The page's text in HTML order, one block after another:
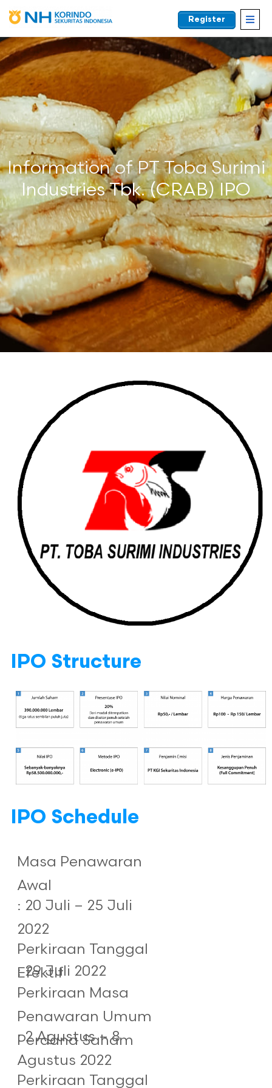
EN
Register
Information of PT Toba Surimi
Industries Tbk. (CRAB) IPO
IPO Structure
IPO Schedule
Masa Penawaran
Awal
: 20 Juli – 25 Juli
2022
Perkiraan Tanggal
Efektif
: 29 Juli 2022
Perkiraan Masa
Penawaran Umum
Perdana Saham
: 2 Agustus – 8
Agustus 2022
Perkiraan Tanggal